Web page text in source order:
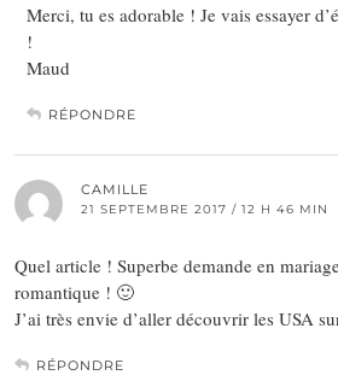
Merci, tu es adorable ! Je vais essayer
!
Maud
RÉPONDRE
CAMILLE
21 SEPTEMBRE 2017 / 12 H 46 MIN
Quel article ! Superbe demande en
romantique ! 🙂
J’ai très envie d’aller découvrir les USA
RÉPONDRE